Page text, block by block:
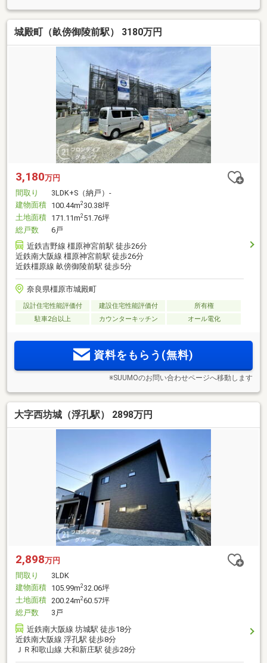
城殿町（畝傍御陵前駅） 3180万円
3,180万円
間取り
3LDK+S（納戸）-
建物面積 100.44m2 30.38坪
土地面積 171.11m2 51.76坪
総戸数
6戸
近鉄吉野線 橿原神宮前駅 徒歩26分
近鉄南大阪線 橿原神宮前駅 徒歩26分
近鉄橿原線 畝傍御陵前駅 徒歩5分
奈良県橿原市城殿町
設計住宅性能評価付 建設住宅性能評価付
所有権
駐車2台以上
カウンターキッチン オール電化
資料をもらう(無料)
※SUUMOのお問い合わせページへ移動します
大字西坊城（浮孔駅） 2898万円
2,898万円
間取り
3LDK
建物面積 105.99m232.06坪
土地面積 200.24m260.57坪
総戸数
3戸
近鉄南大阪線 坊城駅 徒歩18分
近鉄南大阪線 浮孔駅 徒歩8分
ＪＲ和歌山線 大和新庄駅 徒歩28分